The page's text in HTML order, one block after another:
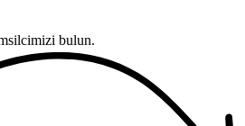
bulun.